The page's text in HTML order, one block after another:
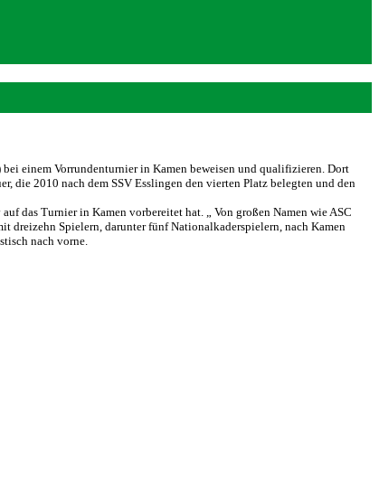
bei einem Vorrundenturnier in Kamen beweisen und qualifizieren. Dort
die 2010 nach dem SSV Esslingen den vierten Platz belegten und den
das Turnier in Kamen vorbereitet hat. „ Von großen Namen wie ASC
dreizehn Spielern, darunter fünf Nationalkaderspielern, nach Kamen
nach vorne.